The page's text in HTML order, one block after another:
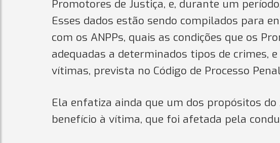
Promotores de Justiça, e, durante um
Esses dados estão sendo compilados para
com os ANPPs, quais as condições que os
adequadas a determinados tipos de crimes,
vítimas, prevista no Código de Processo
Ela enfatiza ainda que um dos propósitos do
benefício à vítima, que foi afetada pela